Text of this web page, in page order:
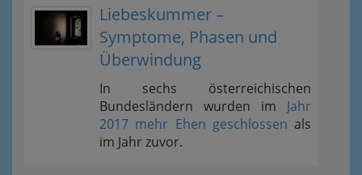
Liebeskummer –
Symptome, Phasen und
Überwindung
In sechs österreichischen
Bundesländern wurden im Jahr
2017 mehr Ehen geschlossen als
im Jahr zuvor.